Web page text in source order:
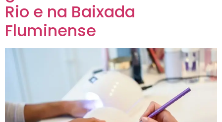
Rio e na Baixada
Fluminense